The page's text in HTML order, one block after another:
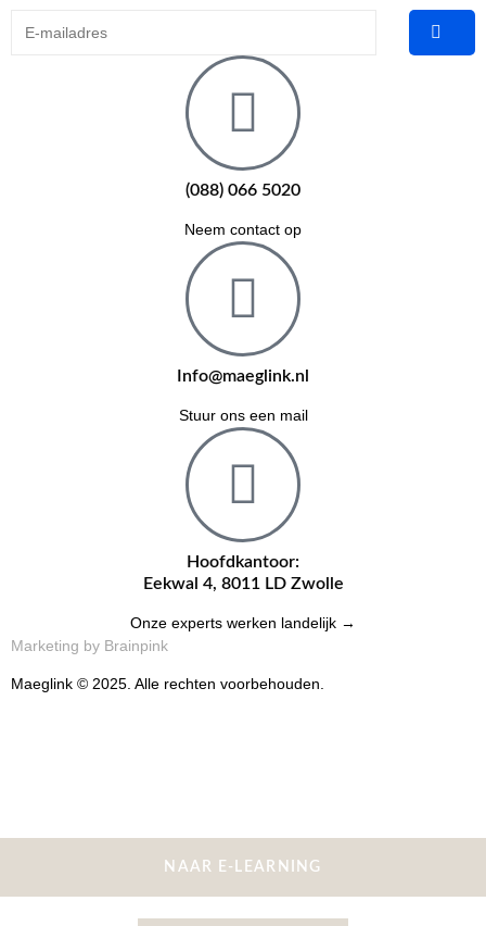
(088) 066 5020
Neem contact op
Info@maeglink.nl
Stuur ons een mail
Hoofdkantoor:
Eekwal 4, 8011 LD Zwolle
Onze experts werken landelijk →
Marketing by Brainpink
Maeglink © 2025. Alle rechten voorbehouden.
NAAR E-LEARNING